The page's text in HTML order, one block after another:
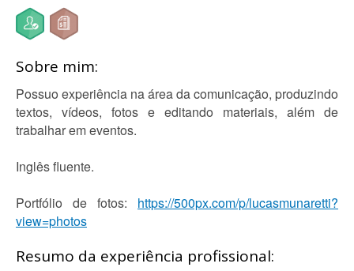
Sobre mim:
Possuo experiência na área da comunicação, produzindo
textos, vídeos, fotos e editando materiais, além de
trabalhar em eventos.
Inglês fluente.
Portfólio de fotos: https://500px.com/p/lucasmunaretti?
view=photos
Resumo da experiência profissional: